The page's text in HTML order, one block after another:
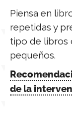
Piensa en
repetidas y
tipo de libros
pequeños.
de la